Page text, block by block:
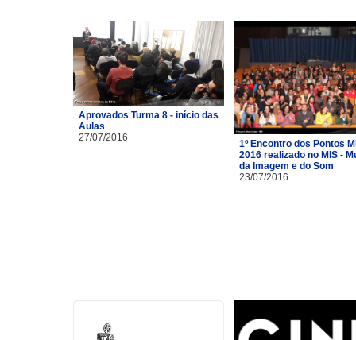
Aprovados Turma 8 - início das
Aulas
27/07/2016
1º Encontro dos Pontos
2016 realizado no MIS -
da Imagem e do Som
23/07/2016